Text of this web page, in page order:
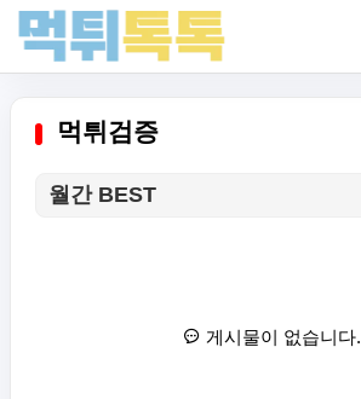
먹튀검증
월간 BEST
게시물이 없습니다.